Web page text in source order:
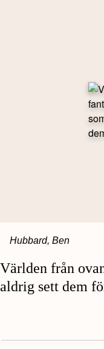
Hubbard, Ben
Världen från
aldrig sett dem